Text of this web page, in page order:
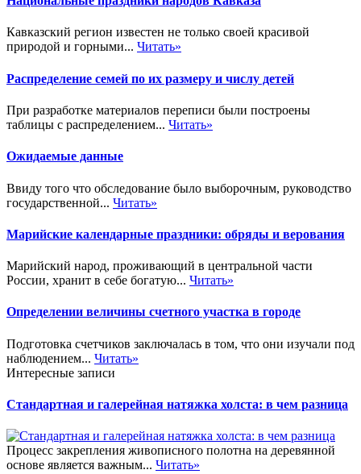
Кавказский регион известен не только своей красивой
природой и горными... Читать»
Распределение семей по их размеру и числу детей
При разработке материалов переписи были построены
таблицы с распределением... Читать»
Ожидаемые данные
Ввиду того что обследование было выборочным, руководство
государственной... Читать»
Марийские календарные праздники: обряды и верования
Марийский народ, проживающий в центральной части
России, хранит в себе богатую... Читать»
Определении величины счетного участка в городе
Подготовка счетчиков заключалась в том, что они изучали под
наблюдением... Читать»
Интересные записи
Стандартная и галерейная натяжка холста: в чем разница
Процесс закрепления живописного полотна на деревянной
основе является важным... Читать»